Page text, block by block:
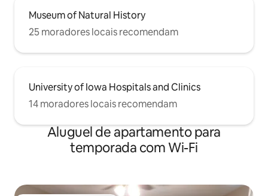
Museum of Natural History
25 moradores locais recomendam
University of Iowa Hospitals and Clinics
14 moradores locais recomendam
Aluguel de apartamento para
temporada com Wi-Fi